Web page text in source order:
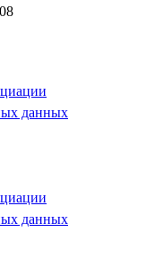
данных
данных